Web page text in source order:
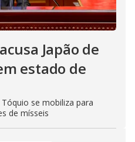
Japão de
estado de
se mobiliza para
de mísseis